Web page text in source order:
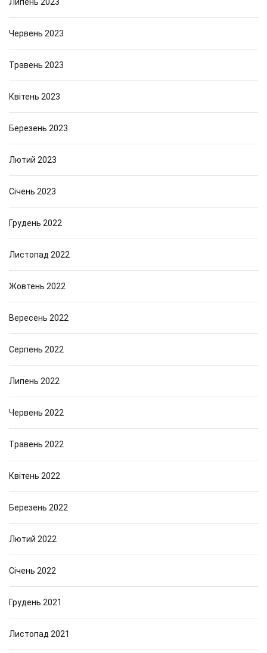
Червень 2023
Травень 2023
Квітень 2023
Березень 2023
Лютий 2023
Січень 2023
Грудень 2022
Листопад 2022
Жовтень 2022
Вересень 2022
Серпень 2022
Липень 2022
Червень 2022
Травень 2022
Квітень 2022
Березень 2022
Лютий 2022
Січень 2022
Грудень 2021
Листопад 2021